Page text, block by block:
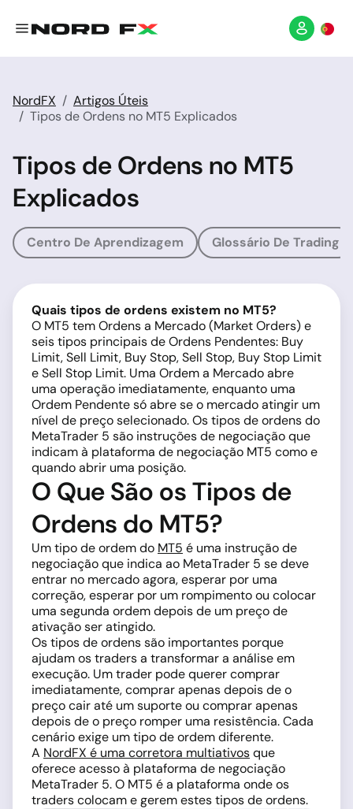
NordFX
Artigos Úteis
Tipos de Ordens no MT5 Explicados
Tipos de Ordens no MT5
Explicados
Centro De Aprendizagem Glossário De Trading
Quais tipos de ordens existem no MT5?
O MT5 tem Ordens a Mercado (Market Orders) e
seis tipos principais de Ordens Pendentes: Buy
Limit, Sell Limit, Buy Stop, Sell Stop, Buy Stop Limit
e Sell Stop Limit. Uma Ordem a Mercado abre
uma operação imediatamente, enquanto uma
Ordem Pendente só abre se o mercado atingir um
nível de preço selecionado. Os tipos de ordens do
MetaTrader 5 são instruções de negociação que
indicam à plataforma de negociação MT5 como e
quando abrir uma posição.
O Que São os Tipos de
Ordens do MT5?
Um tipo de ordem do MT5 é uma instrução de
negociação que indica ao MetaTrader 5 se deve
entrar no mercado agora, esperar por uma
correção, esperar por um rompimento ou colocar
uma segunda ordem depois de um preço de
ativação ser atingido.
Os tipos de ordens são importantes porque
ajudam os traders a transformar a análise em
execução. Um trader pode querer comprar
imediatamente, comprar apenas depois de o
preço cair até um suporte ou comprar apenas
depois de o preço romper uma resistência. Cada
cenário exige um tipo de ordem diferente.
A NordFX é uma corretora multiativosque
oferece acesso à plataforma de negociação
MetaTrader 5. O MT5 é a plataforma onde os
traders colocam e gerem estes tipos de ordens.